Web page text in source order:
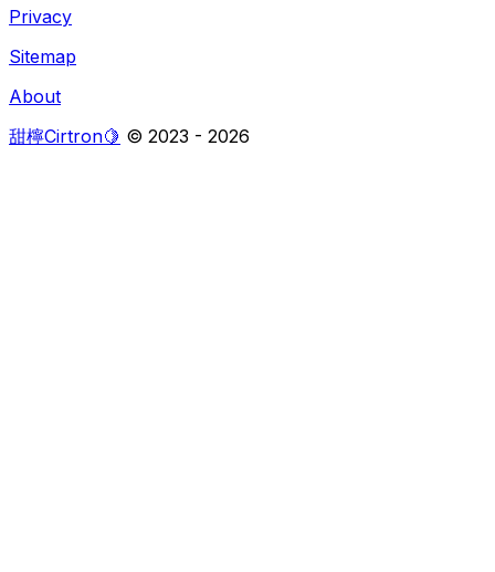
Privacy
Sitemap
About
甜檸Cirtron🍋 © 2023 - 2026